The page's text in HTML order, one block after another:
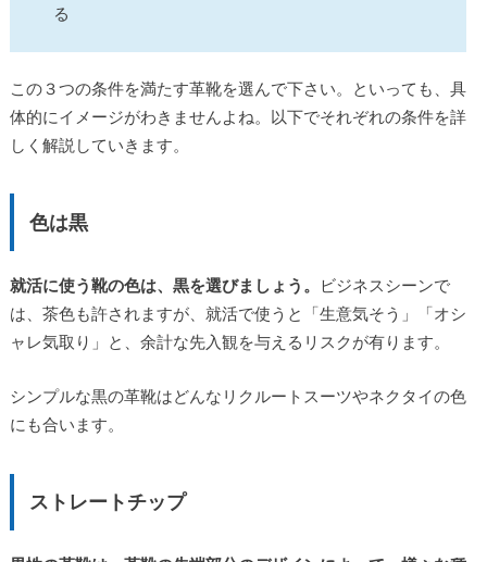
る
この３つの条件を満たす革靴を選んで下さい。といっても、具
体的にイメージがわきませんよね。以下でそれぞれの条件を詳
しく解説していきます。
色は黒
就活に使う靴の色は、黒を選びましょう。
ビジネスシーンで
は、茶色も許されますが、就活で使うと「生意気そう」「オシ
ャレ気取り」と、余計な先入観を与えるリスクが有ります。
シンプルな黒の革靴はどんなリクルートスーツやネクタイの色
にも合います。
ストレートチップ